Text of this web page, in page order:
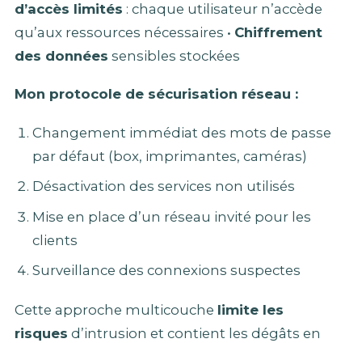
d’accès limités : chaque utilisateur n’accède
qu’aux ressources nécessaires • Chiffrement
des données sensibles stockées
Mon protocole de sécurisation réseau :
Changement immédiat des mots de passe
par défaut (box, imprimantes, caméras)
Désactivation des services non utilisés
Mise en place d’un réseau invité pour les
clients
Surveillance des connexions suspectes
Cette approche multicouche limite les
risques d’intrusion et contient les dégâts en